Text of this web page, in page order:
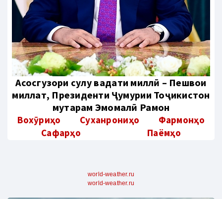
Aсосгузори сулҳу ваҳдати миллӣ – Пешвои
миллат, Президенти Ҷумҳурии Тоҷикистон
муҳтарам Эмомалӣ Раҳмон
Вохӯриҳо Суханрониҳо
Фармонҳо
Сафарҳо
Паёмҳо
world-weather.ru
world-weather.ru